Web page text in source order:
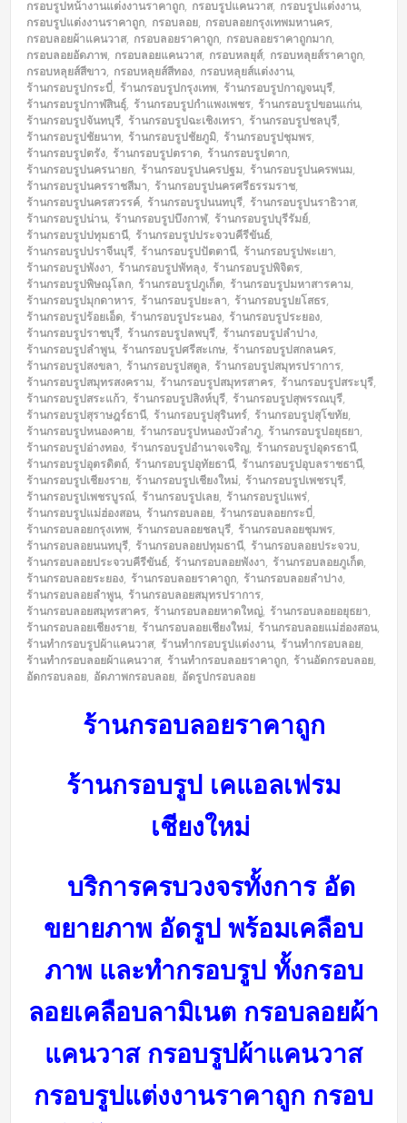
กรอบรูปหน้างานแต่งงานราคาถูก, กรอบรูปแคนวาส, กรอบรูปแต่งงาน,
กรอบรูปแต่งงานราคาถูก, กรอบลอย, กรอบลอยกรุงเทพมหานคร,
กรอบลอยผ้าแคนวาส, กรอบลอยราคาถูก, กรอบลอยราคาถูกมาก,
กรอบลอยอัดภาพ, กรอบลอยแคนวาส, กรอบหลยุส์, กรอบหลุยส์ราคาถูก,
กรอบหลุยส์สีขาว, กรอบหลุยส์สีทอง, กรอบหลุยส์แต่งงาน,
ร้านกรอบรูปกระบี่, ร้านกรอบรูปกรุงเทพ, ร้านกรอบรูปกาญจนบุรี,
ร้านกรอบรูปกาฬสินธุ์, ร้านกรอบรูปกำแพงเพชร, ร้านกรอบรูปขอนแก่น,
ร้านกรอบรูปจันทบุรี, ร้านกรอบรูปฉะเชิงเทรา, ร้านกรอบรูปชลบุรี,
ร้านกรอบรูปชัยนาท, ร้านกรอบรูปชัยภูมิ, ร้านกรอบรูปชุมพร,
ร้านกรอบรูปตรัง, ร้านกรอบรูปตราด, ร้านกรอบรูปตาก,
ร้านกรอบรูปนครนายก, ร้านกรอบรูปนครปฐม, ร้านกรอบรูปนครพนม,
ร้านกรอบรูปนครราชสีมา, ร้านกรอบรูปนครศรีธรรมราช,
ร้านกรอบรูปนครสวรรค์, ร้านกรอบรูปนนทบุรี, ร้านกรอบรูปนราธิวาส,
ร้านกรอบรูปน่าน, ร้านกรอบรูปบึงกาฬ, ร้านกรอบรูปบุรีรัมย์,
ร้านกรอบรูปปทุมธานี, ร้านกรอบรูปประจวบคีรีขันธ์,
ร้านกรอบรูปปราจีนบุรี, ร้านกรอบรูปปัตตานี, ร้านกรอบรูปพะเยา,
ร้านกรอบรูปพังงา, ร้านกรอบรูปพัทลุง, ร้านกรอบรูปพิจิตร,
ร้านกรอบรูปพิษณุโลก, ร้านกรอบรูปภูเก็ต, ร้านกรอบรูปมหาสารคาม,
ร้านกรอบรูปมุกดาหาร, ร้านกรอบรูปยะลา, ร้านกรอบรูปยโสธร,
ร้านกรอบรูปร้อยเอ็ด, ร้านกรอบรูประนอง, ร้านกรอบรูประยอง,
ร้านกรอบรูปราชบุรี, ร้านกรอบรูปลพบุรี, ร้านกรอบรูปลำปาง,
ร้านกรอบรูปลำพูน, ร้านกรอบรูปศรีสะเกษ, ร้านกรอบรูปสกลนคร,
ร้านกรอบรูปสงขลา, ร้านกรอบรูปสตูล, ร้านกรอบรูปสมุทรปราการ,
ร้านกรอบรูปสมุทรสงคราม, ร้านกรอบรูปสมุทรสาคร, ร้านกรอบรูปสระบุรี,
ร้านกรอบรูปสระแก้ว, ร้านกรอบรูปสิงห์บุรี, ร้านกรอบรูปสุพรรณบุรี,
ร้านกรอบรูปสุราษฎร์ธานี, ร้านกรอบรูปสุรินทร์, ร้านกรอบรูปสุโขทัย,
ร้านกรอบรูปหนองคาย, ร้านกรอบรูปหนองบัวลำภู, ร้านกรอบรูปอยุธยา,
ร้านกรอบรูปอ่างทอง, ร้านกรอบรูปอำนาจเจริญ, ร้านกรอบรูปอุดรธานี,
ร้านกรอบรูปอุตรดิตถ์, ร้านกรอบรูปอุทัยธานี, ร้านกรอบรูปอุบลราชธานี,
ร้านกรอบรูปเชียงราย, ร้านกรอบรูปเชียงใหม่, ร้านกรอบรูปเพชรบุรี,
ร้านกรอบรูปเพชรบูรณ์, ร้านกรอบรูปเลย, ร้านกรอบรูปแพร่,
ร้านกรอบรูปแม่ฮ่องสอน, ร้านกรอบลอย, ร้านกรอบลอยกระบี่,
ร้านกรอบลอยกรุงเทพ, ร้านกรอบลอยชลบุรี, ร้านกรอบลอยชุมพร,
ร้านกรอบลอยนนทบุรี, ร้านกรอบลอยปทุมธานี, ร้านกรอบลอยประจวบ,
ร้านกรอบลอยประจวบคีรีขันธ์, ร้านกรอบลอยพังงา, ร้านกรอบลอยภูเก็ต,
ร้านกรอบลอยระยอง, ร้านกรอบลอยราคาถูก, ร้านกรอบลอยลำปาง,
ร้านกรอบลอยลำพูน, ร้านกรอบลอยสมุทรปราการ,
ร้านกรอบลอยสมุทรสาคร, ร้านกรอบลอยหาดใหญ่, ร้านกรอบลอยอยุธยา,
ร้านกรอบลอยเชียงราย, ร้านกรอบลอยเชียงใหม่, ร้านกรอบลอยแม่ฮ่องสอน,
ร้านทำกรอบรูปผ้าแคนวาส, ร้านทำกรอบรูปแต่งงาน, ร้านทำกรอบลอย,
ร้านทำกรอบลอยผ้าแคนวาส, ร้านทำกรอบลอยราคาถูก, ร้านอัดกรอบลอย,
อัดกรอบลอย, อัดภาพกรอบลอย, อัดรูปกรอบลอย
ร้านกรอบลอยราคาถูก
ร้านกรอบรูป เคแอลเฟรม
เชียงใหม่
บริการครบวงจรทั้งการ อัด
ขยายภาพ อัดรูป พร้อมเคลือบ
ภาพ และทำกรอบรูป ทั้งกรอบ
ลอยเคลือบลามิเนต กรอบลอยผ้า
แคนวาส กรอบรูปผ้าแคนวาส
กรอบรูปแต่งงานราคาถูก กรอบ